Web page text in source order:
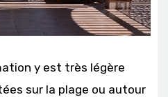
y est très légère
sur la plage ou autour